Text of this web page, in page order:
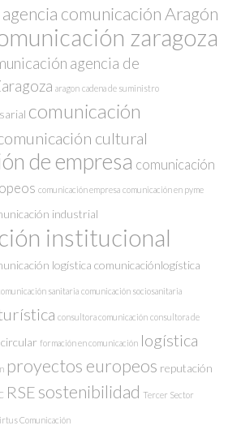
agencia comunicación Aragón
zaragoza
agencia de
aragon cadena de suministro
comunicación
cultural
de empresa comunicación
comunicación empresa comunicación en pyme
industrial
institucional
logística comunicaciónlogística
sanitaria comunicación sociosanitaria
consultora comunicación consultora de
formación en comunicación logística
proyectos europeos reputación
RSE sostenibilidad Tercer Sector
Comunicación